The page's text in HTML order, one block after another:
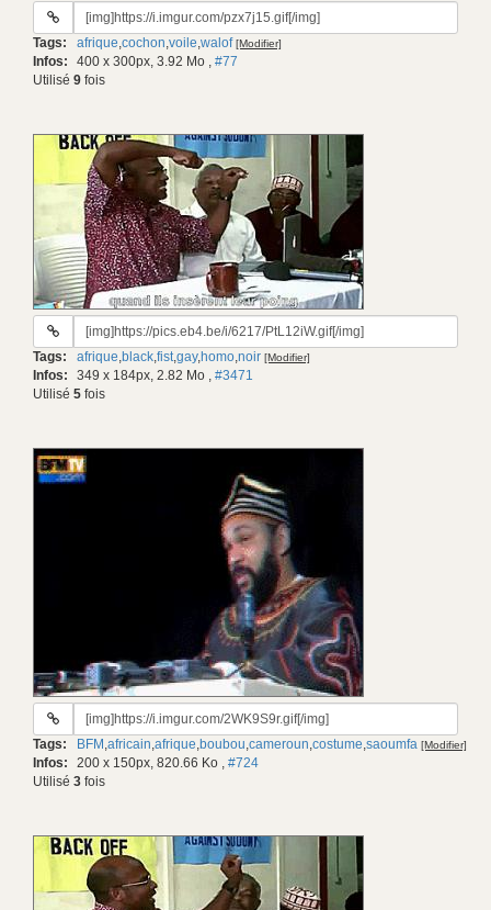
URL
gif:
Tags: afrique,cochon,voile,walof [Modifier]
Infos: 400 x 300px, 3.92 Mo , #77
Utilisé 9 fois
URL
gif:
Tags: afrique,black,fist,gay,homo,noir [Modifier]
Infos: 349 x 184px, 2.82 Mo , #3471
Utilisé 5 fois
URL
gif:
Tags: BFM ,africain,afrique,boubou,cameroun,costume,saoumfa [Modifier]
Infos: 200 x 150px, 820.66 Ko , #724
Utilisé 3 fois